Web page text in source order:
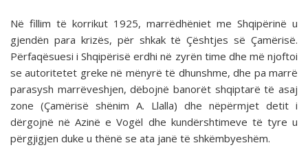
Në fillim të korrikut 1925, marrëdhëniet me Shqipërinë u
gjendën para krizës, për shkak të Çështjes së Çamërisë.
Përfaqësuesi i Shqipërisë erdhi në zyrën time dhe më njoftoi
se autoritetet greke në mënyrë të dhunshme, dhe pa marrë
parasysh marrëveshjen, dëbojnë banorët shqiptarë të asaj
zone (Çamërisë shënim A. Llalla) dhe nëpërmjet detit i
dërgojnë në Azinë e Vogël dhe kundërshtimeve të tyre u
përgjigjen duke u thënë se ata janë të shkëmbyeshëm.